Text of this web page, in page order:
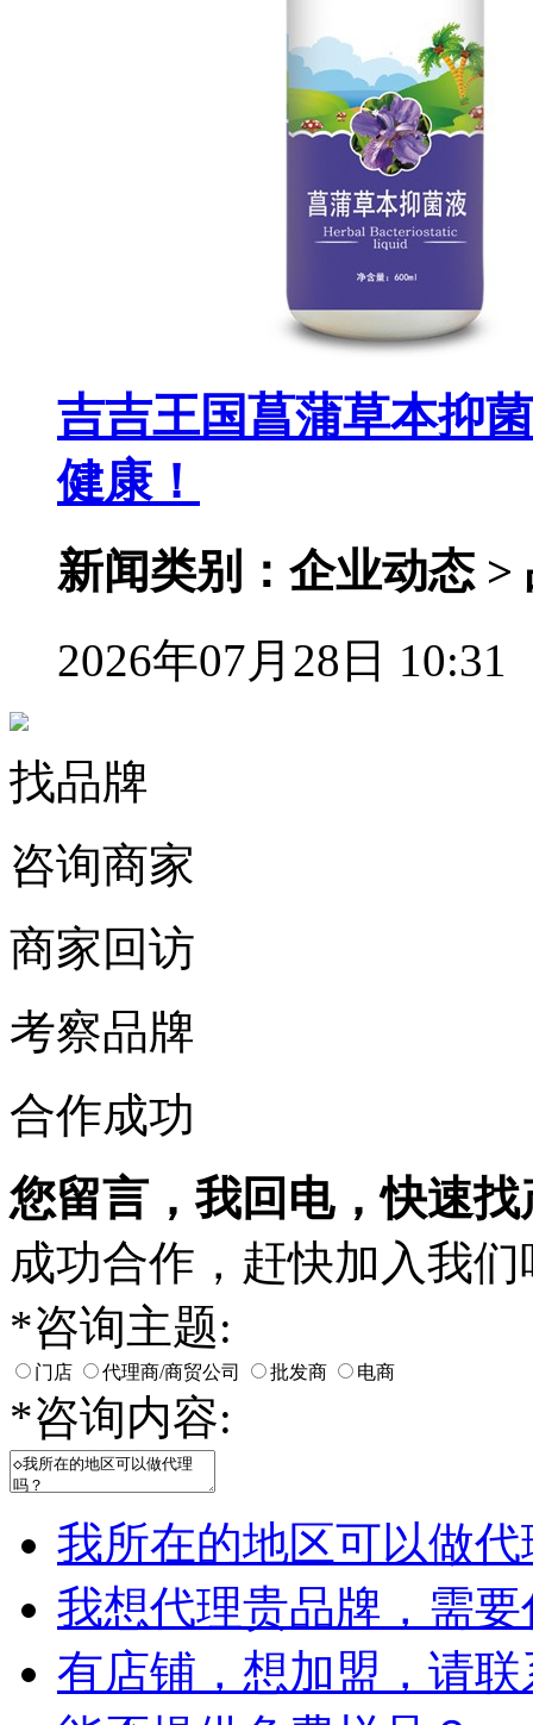
吉吉王国菖蒲草本抑
健康！
新闻类别：企业动态 >
2026年07月28日 10:31
找品牌
咨询商家
商家回访
考察品牌
合作成功
您留言，我回电，快速找
成功合作，赶快加入我们
*咨询主题:
门店 代理商/商贸公司 批发商 电商
*咨询内容:
我所在的地区可以做
我想代理贵品牌，需
有店铺，想加盟，请